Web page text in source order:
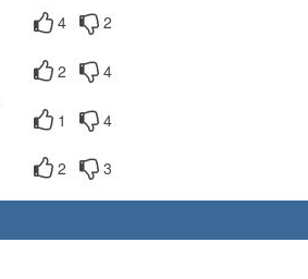
4
2
2
4
1
4
2
3